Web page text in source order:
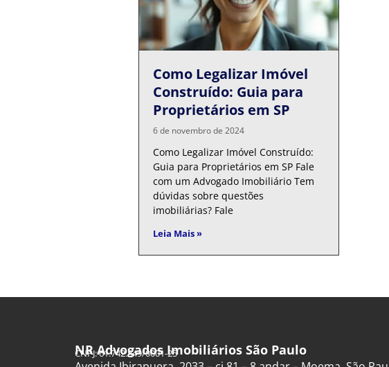
Como Legalizar Imóvel
Construído: Guia para
Proprietários em SP
6 de novembro de 2024
Como Legalizar Imóvel Construído:
Guia para Proprietários em SP Fale
com um Advogado Imobiliário Tem
dúvidas sobre questões
imobiliárias? Fale
Leia Mais »
NR Advogados Imobiliários São Paulo
CNPJ: 61.742.849/0001-25